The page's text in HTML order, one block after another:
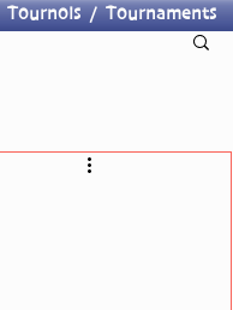
Tournois / Tournaments